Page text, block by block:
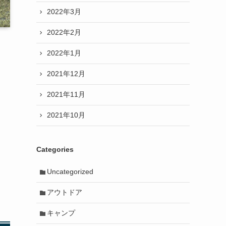
2022年3月
2022年2月
2022年1月
2021年12月
2021年11月
2021年10月
Categories
Uncategorized
アウトドア
キャンプ